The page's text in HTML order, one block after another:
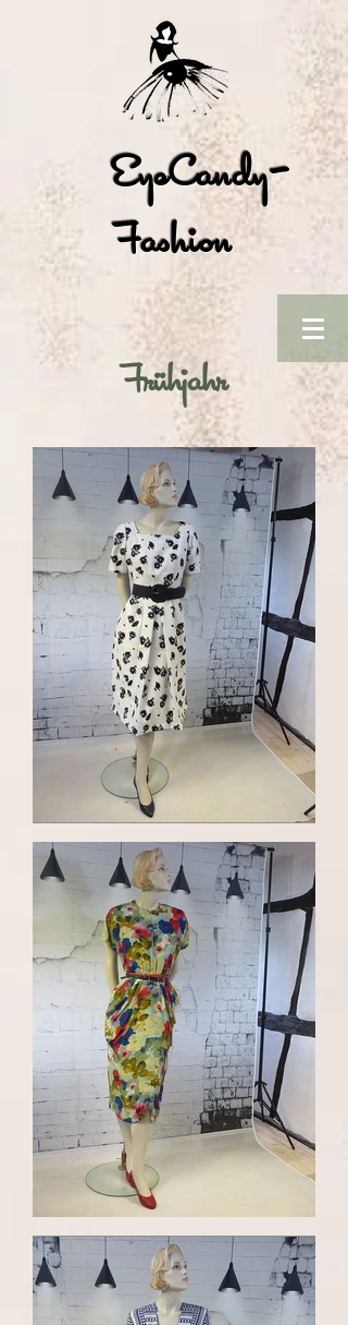
EyeCandy-
Fashion
Frühjahr